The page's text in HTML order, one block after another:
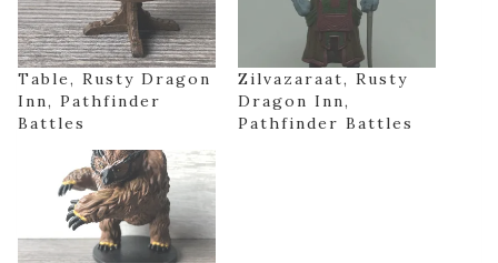
Table, Rusty Dragon
Inn, Pathfinder
Battles
Zilvazaraat, Rusty
Dragon Inn,
Pathfinder Battles